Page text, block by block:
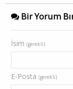
Bir Yorum
İsim (gerekli)
E-Posta (gerekli)